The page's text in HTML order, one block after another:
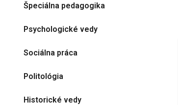
Špeciálna pedagogika
Psychologické vedy
Sociálna práca
Politológia
Historické vedy